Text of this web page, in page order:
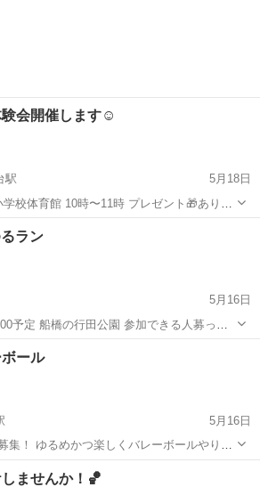
会開催します☺️
駅
5月18日
校体育館 10時〜11時 プレゼント🎁ありま
ラン
5月16日
の行田公園 参加できる人募って
です！ 日々のストレス発散にもなると思う
駅
ール
5月16日
ールやりた
橋駅
ませんか！🏀